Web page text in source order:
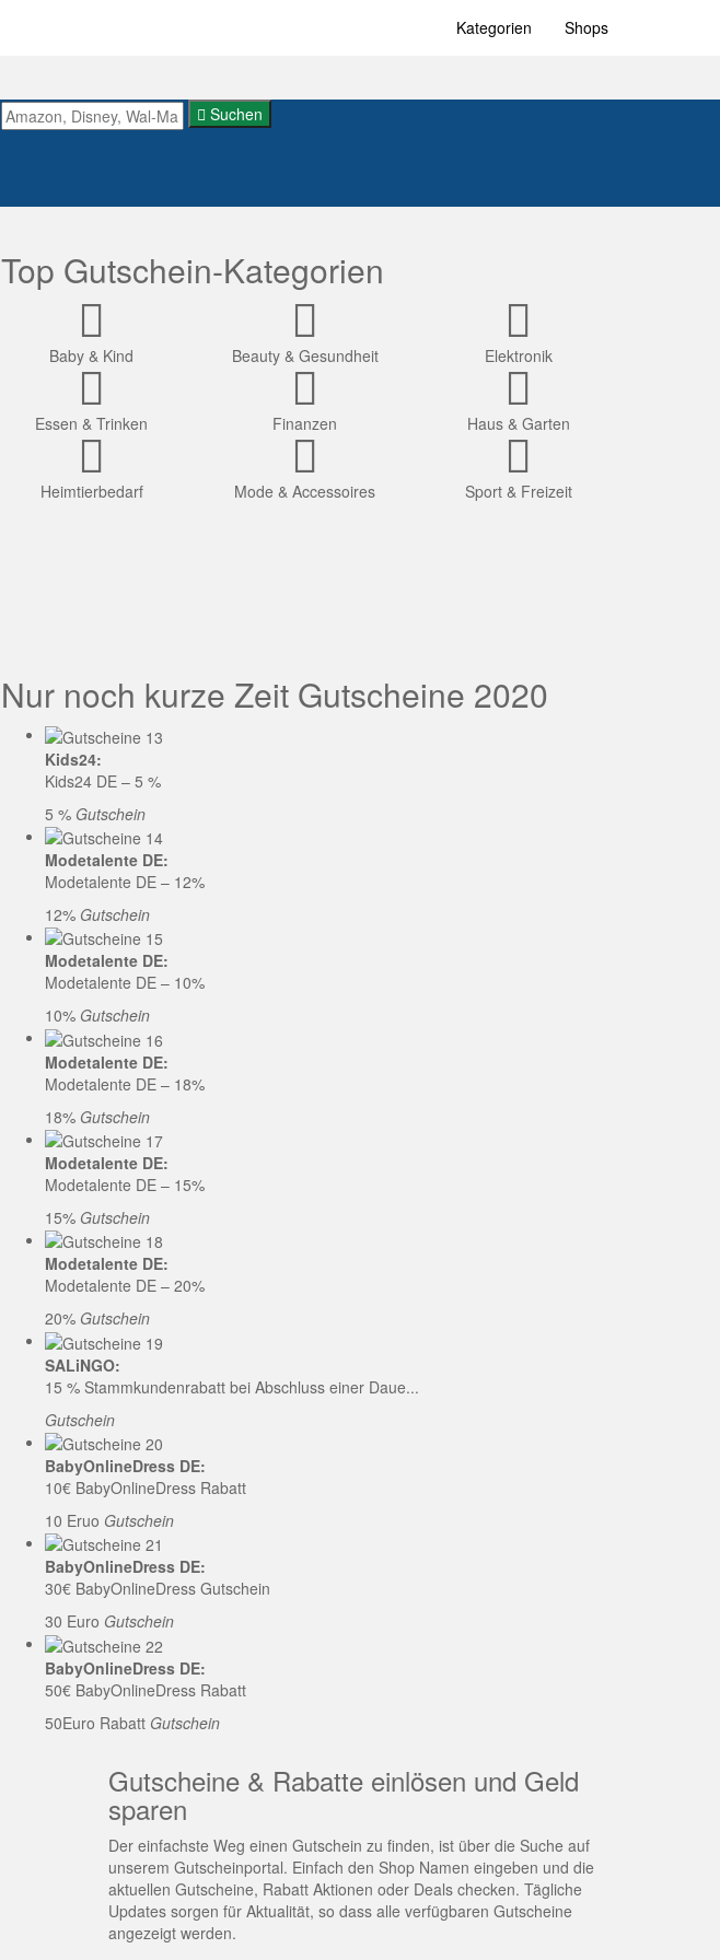
Kategorien Shops
Suchen
Top Gutschein-Kategorien
Baby & Kind Beauty & Gesundheit Elektronik
Essen & Trinken Finanzen Haus & Garten
Heimtierbedarf Mode & Accessoires Sport & Freizeit
Nur noch kurze Zeit Gutscheine 2020
Kids24:
Kids24 DE – 5 %
5 % Gutschein
Modetalente DE:
Modetalente DE – 12%
12% Gutschein
Modetalente DE:
Modetalente DE – 10%
10% Gutschein
Modetalente DE:
Modetalente DE – 18%
18% Gutschein
Modetalente DE:
Modetalente DE – 15%
15% Gutschein
Modetalente DE:
Modetalente DE – 20%
20% Gutschein
SALiNGO:
15 % Stammkundenrabatt bei Abschluss einer Daue...
Gutschein
BabyOnlineDress DE:
10€ BabyOnlineDress Rabatt
10 Eruo Gutschein
BabyOnlineDress DE:
30€ BabyOnlineDress Gutschein
30 Euro Gutschein
BabyOnlineDress DE:
50€ BabyOnlineDress Rabatt
50Euro Rabatt Gutschein
Gutscheine & Rabatte einlösen und Geld
sparen
Der einfachste Weg einen Gutschein zu finden, ist über die Suche auf
unserem Gutscheinportal. Einfach den Shop Namen eingeben und die
aktuellen Gutscheine, Rabatt Aktionen oder Deals checken. Tägliche
Updates sorgen für Aktualität, so dass alle verfügbaren Gutscheine
angezeigt werden.